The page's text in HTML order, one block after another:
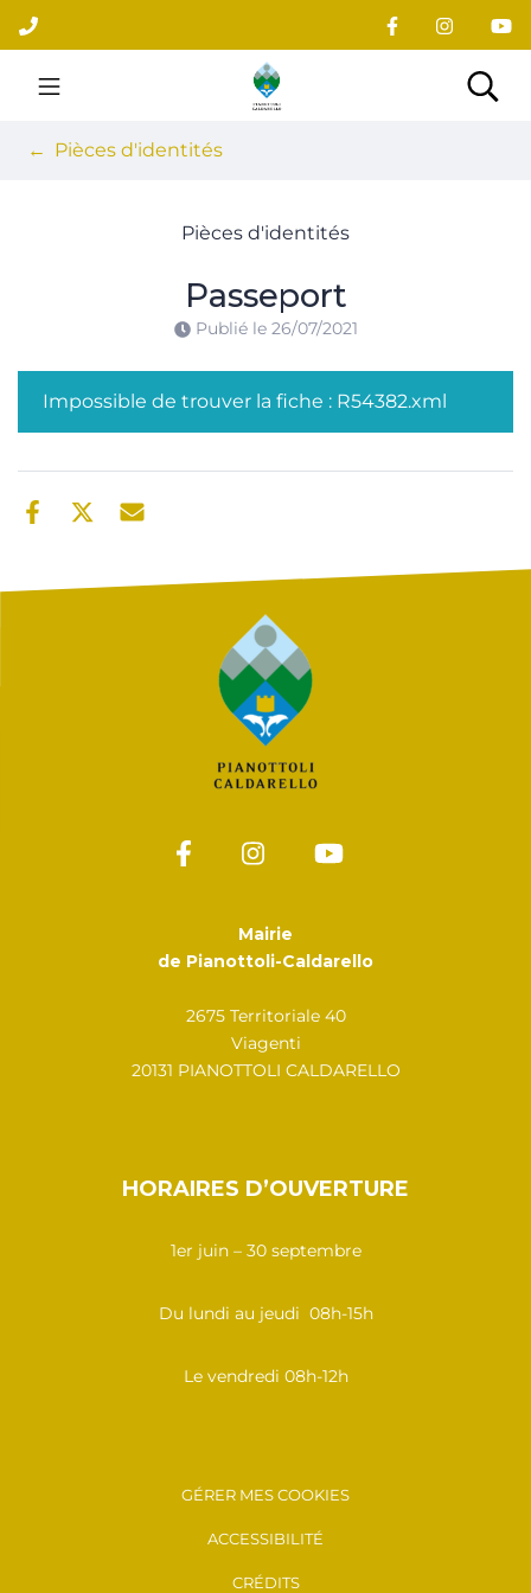
Aller
au
contenu
Site officiel du village
Pièces d'identités
Pièces d'identités
Passeport
Publié le 26/07/2021
Impossible de trouver la fiche : R54382.xml
Mairie
de Pianottoli-Caldarello
2675 Territoriale 40
Viagenti
20131 PIANOTTOLI CALDARELLO
HORAIRES D’OUVERTURE
1er juin – 30 septembre
Du lundi au jeudi 08h-15h
Le vendredi 08h-12h
GÉRER MES COOKIES
ACCESSIBILITÉ
CRÉDITS